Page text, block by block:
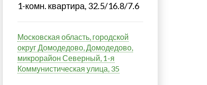
1-комн. квартира, 32.5/16.8/7.6
Московская область, городской
округ Домодедово, Домодедово,
микрорайон Северный, 1-я
Коммунистическая улица, 35